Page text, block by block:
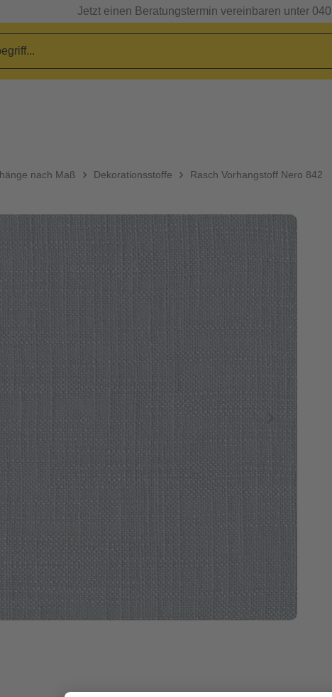
Jetzt einen Beratungstermin vereinbaren unter
nach Maß Dekorationsstoffe Rasch Vorhangstoff Nero 842